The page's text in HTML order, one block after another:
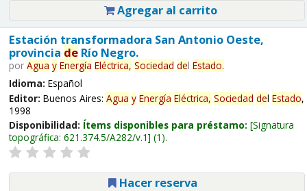
Agregar al carrito
Estación transformadora San Antonio Oeste,
provincia deRío Negro.
por Agua y Energía Eléctrica, Sociedad del Estado.
Idioma: Español
Editor: Buenos Aires: Agua y Energía Eléctrica, Sociedad del Estado,
1998
Disponibilidad: Ítems disponibles para préstamo: Signatura
topográfica: 621.374.5/A282/v.1 (1).
Hacer reserva